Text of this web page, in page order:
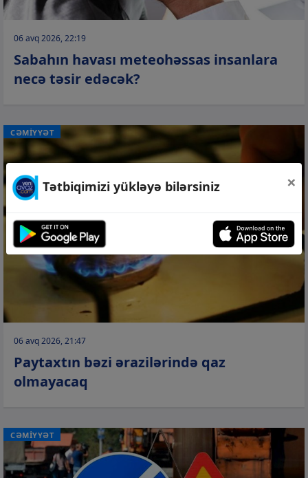
06 avq 2026, 22:19
Sabahın havası meteohəssas insanlara
necə təsir edəcək?
CƏMİYYƏT
06 avq 2026, 21:47
Paytaxtın bəzi ərazilərində qaz
olmayacaq
CƏMİYYƏT
Tətbiqimizi yükləyə bilərsiniz ×